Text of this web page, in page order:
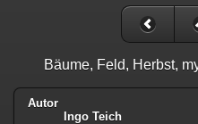
Bäume, Feld, Herbst,
Autor
Ingo Teich